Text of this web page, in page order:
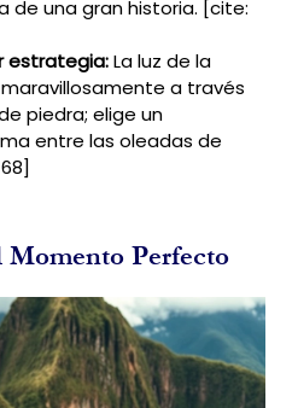
de una gran historia. [cite:
estrategia:La luz de la
a través
piedra; elige un
entre las oleadas de
Perfecto